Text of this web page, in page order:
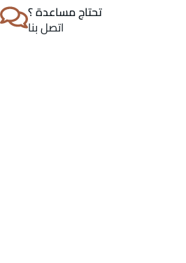
تحتاج مساعدة ؟
اتصل بنا